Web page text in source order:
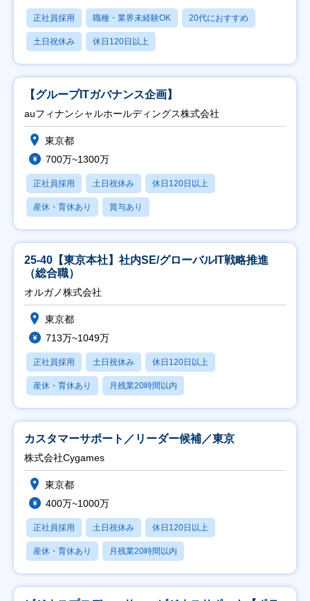
正社員採用 職種・業界未経験OK 20代におすすめ
土日祝休み 休日120日以上
【グループITガバナンス企画】
auフィナンシャルホールディングス株式会社
東京都
700万~1300万
正社員採用 土日祝休み 休日120日以上
産休・育休あり 賞与あり
25-40【東京本社】社内SE/グローバルIT戦略推進
（総合職）
オルガノ株式会社
東京都
713万~1049万
正社員採用 土日祝休み 休日120日以上
産休・育休あり 月残業20時間以内
カスタマーサポート／リーダー候補／東京
株式会社Cygames
東京都
400万~1000万
正社員採用 土日祝休み 休日120日以上
産休・育休あり 月残業20時間以内